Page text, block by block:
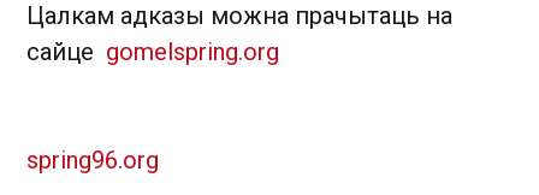
Цалкам адказы можна прачытаць на
сайце gomelspring.org
spring96.org